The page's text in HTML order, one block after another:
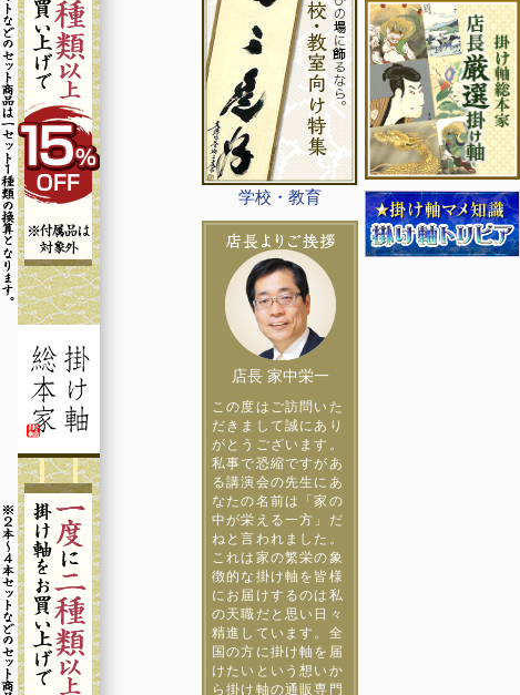
学校・教育
店長 家中栄一
この度はご訪問いた
だきまして誠にあり
がとうございます。
私事で恐縮ですがあ
る講演会の先生にあ
なたの名前は「家の
中が栄える一方」だ
ねと言われました。
これは家の繁栄の象
徴的な掛け軸を皆様
にお届けするのは私
の天職だと思い日々
精進しています。全
国の方に掛け軸を届
けたいという想いか
ら掛け軸の通販専門